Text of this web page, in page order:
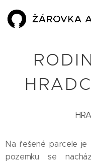
Na řešené parcele je
pozemku se